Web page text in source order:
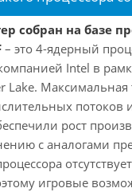
собран на базе
– это 4-ядерный
Intel в
Lake. Максимальная
потоков
рост
с аналогами
игровые